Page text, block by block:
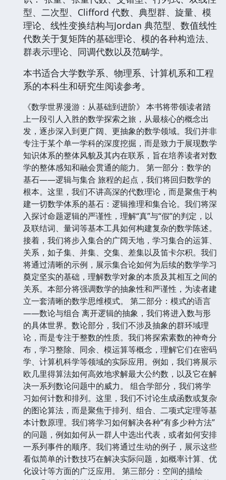
型、二次型、Clifford 代数、典型群、旋量、模
理论、线性变换结构与Jordan 典范型、数值线性
代数关于复矩阵的基础理论、模的各种构造法、
群表示理论、同调代数以及范畴学。
本书适合大学数学系、物理系、计算机系和工程
系的本科生和研究生阅读参考。
《数学世界漫游：从基础到进阶》 本书将带领读者踏
上一段引人入胜的数学探索之旅，从最核心的概念出
发，逐步深入到更广阔、更抽象的数学领域。我们并非
专注于某个单一学科的深度挖掘，而是致力于展现数学
知识体系的整体风貌及其内在联系，旨在培养读者对数
学的整体感知和融会贯通的能力。 第一部分：数学的
基石——逻辑与集合 旅程的起点，我们将回归数学的
根本。这里，我们不讲高深的代数理论，而是聚焦于构
建一切数学体系的基石：逻辑推理和集合论。我们将深
入探讨命题逻辑的严谨性，理解“真”与“假”的判定，以
及联结词、量词等基本工具如何构建复杂的数学陈述。
接着，我们将步入集合的广阔天地，学习集合的运算、
关系，如子集、并集、交集、差集以及笛卡尔积。我们
将通过清晰的示例，展示集合论如何为后续的数学学习
奠定坚实的基础，理解数学对象的本质及其相互之间的
关系。本部分将强调数学的抽象性和严谨性，为读者建
立一套清晰的数学思维模式。 第二部分：模式的语言
——数论与组合 离开逻辑的抽象，我们将进入数与形
的具体世界。数论部分，我们不涉及抽象的群环域理
论，而是专注于整数的性质。我们将探索素数的神奇分
布，学习整除、同余、模运算等概念，理解它们在密码
学、计算机科学等领域的实际应用。例如，我们将展示
欧几里得算法如何高效地求解最大公约数，以及它在解
决一系列数论问题中的威力。 组合学部分，我们将学
习如何计数和排列。这里，我们不讨论生成函数或复杂
的图论算法，而是聚焦于排列、组合、二项式定理等基
本计数原理。我们将学习如何解决各种“有多少种方法”
的问题，例如如何从一群人中选出代表，或者如何安排
一系列事件的顺序。我们将通过生动的例子，展示这些
看似简单的计数技巧在解决实际问题，如概率计算、优
化设计等方面的广泛应用。 第三部分：空间的描绘